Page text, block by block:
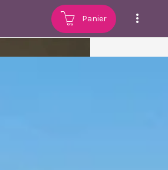
Panier